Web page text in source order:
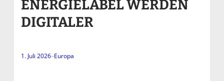
ENERGIELABEL WERDEN
DIGITALER
1. Juli 2026–Europa